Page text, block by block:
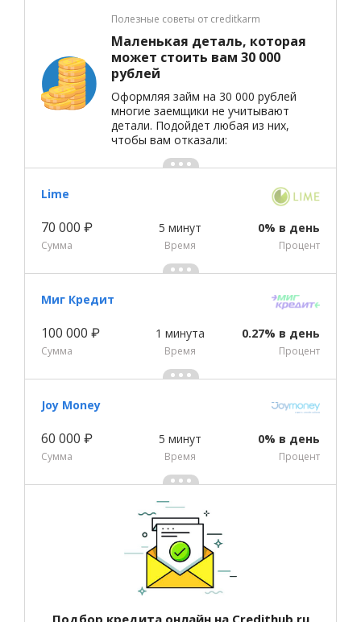
Полезные советы от creditkarm
Маленькая деталь, которая
может стоить вам 30 000
рублей
Оформляя займ на 30 000 рублей
многие заемщики не учитывают
детали. Подойдет любая из них,
чтобы вам отказали:
Lime
70 000 ₽
Сумма
5 минут
Время
0% в день
Процент
Миг Кредит
100 000 ₽
Сумма
1 минута
Время
0.27% в день
Процент
Joy Money
60 000 ₽
Сумма
5 минут
Время
0% в день
Процент